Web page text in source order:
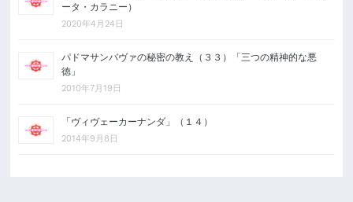
ータ・カラニー）
2020年4月24日
パドマサンバヴァの秘密の教え（３３）「三つの精神的な悪
徳」
2010年7月19日
「ヴィヴェーカーナンダ」（１４）
2014年9月8日